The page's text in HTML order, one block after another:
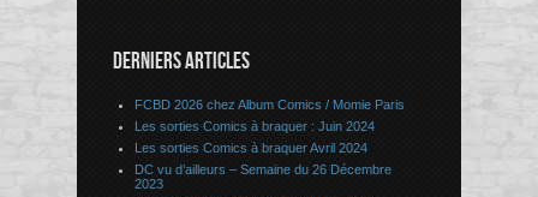
DERNIERS ARTICLES
FCBD 2026 chez Album Comics / Momie Paris
Les sorties Comics à braquer : Juin 2024
Les sorties Comics à braquer Avril 2024
DC vu d’ailleurs – Semaine du 26 Décembre
2023